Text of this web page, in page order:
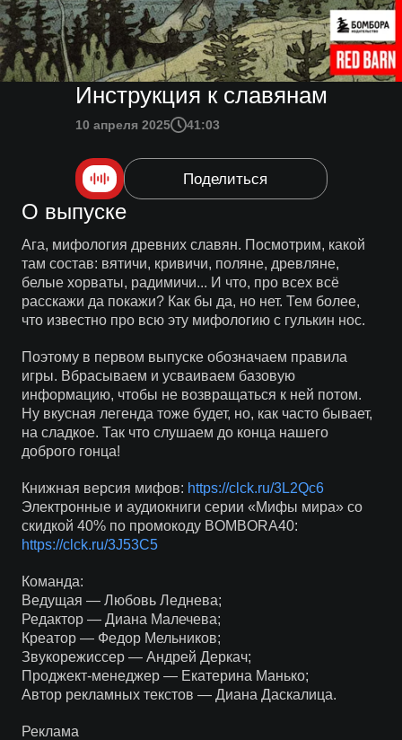
Инструкция к славянам
10 апреля 2025 41:03
Поделиться
О выпуске
Ага, мифология древних славян. Посмотрим, какой
там состав: вятичи, кривичи, поляне, древляне,
белые хорваты, радимичи... И что, про всех всё
расскажи да покажи? Как бы да, но нет. Тем более,
что известно про всю эту мифологию с гулькин нос.
Поэтому в первом выпуске обозначаем правила
игры. Вбрасываем и усваиваем базовую
информацию, чтобы не возвращаться к ней потом.
Ну вкусная легенда тоже будет, но, как часто бывает,
на сладкое. Так что слушаем до конца нашего
доброго гонца!
Книжная версия мифов: https://clck.ru/3L2Qc6
Электронные и аудиокниги серии «Мифы мира» со
скидкой 40% по промокоду BOMBORA40:
https://clck.ru/3J53C5
Команда:
Ведущая — Любовь Леднева;
Редактор — Диана Малечева;
Креатор — Федор Мельников;
Звукорежиссер — Андрей Деркач;
Проджект-менеджер — Екатерина Манько;
Автор рекламных текстов — Диана Даскалица.
Реклама